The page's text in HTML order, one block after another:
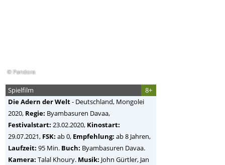
© Pandora
8+
Spielfilm
Die Adern der Welt- Deutschland, Mongolei
2020, Regie: Byambasuren Davaa,
Festivalstart: 23.02.2020, Kinostart:
29.07.2021, FSK: ab 0, Empfehlung: ab 8 Jahren,
Laufzeit: 95 Min. Buch: Byambasuren Davaa.
Kamera: Talal Khoury. Musik: John Gürtler, Jan